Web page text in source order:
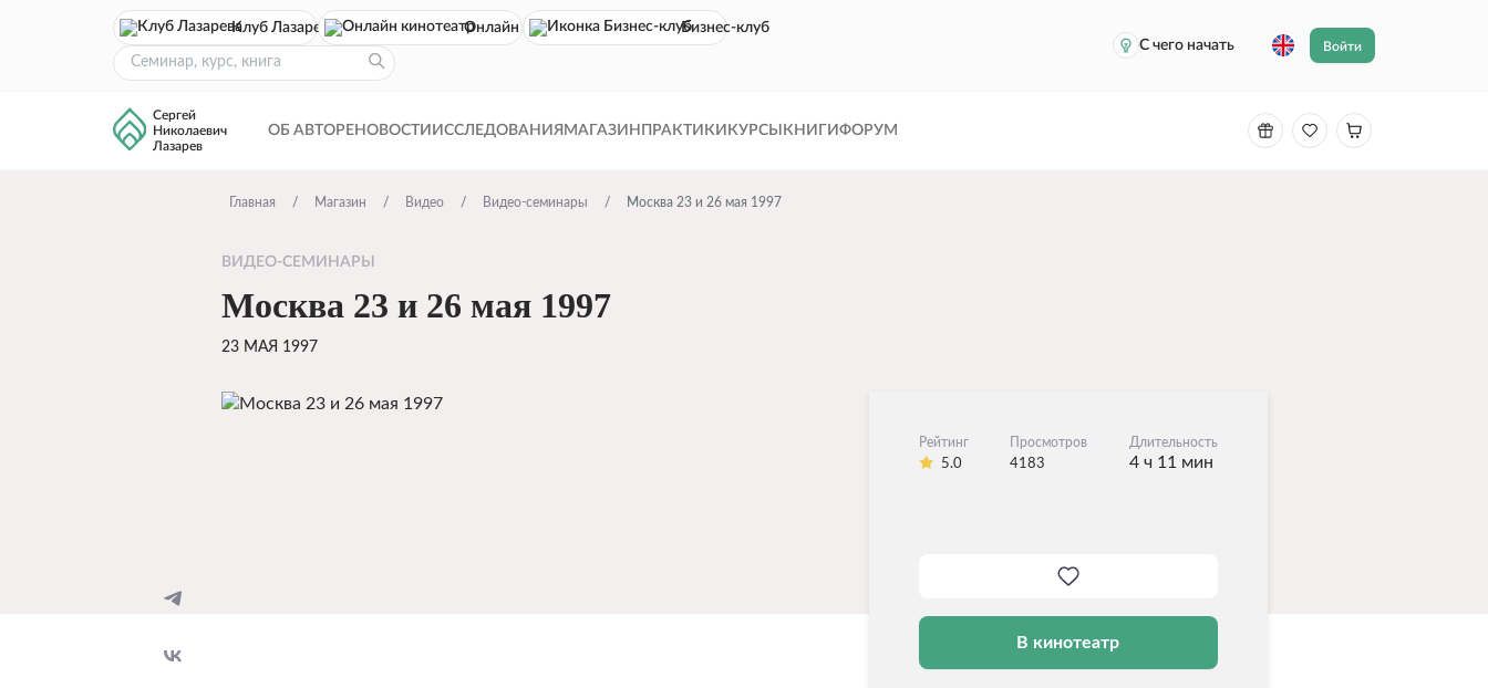
Клуб Лазарева Онлайн кинотеатр
Бизнес-клуб
С чего начать
Войти
Сергей
Николаевич
Лазарев
ОБ АВТОРЕ НОВОСТИ ИССЛЕДОВАНИЯ МАГАЗИН ПРАКТИКИ КУРСЫ КНИГИ ФОРУМ
Главная Магазин Видео Видео-семинары Москва 23 и 26 мая 1997
ВИДЕО-СЕМИНАРЫ
Москва 23 и 26 мая 1997
23 МАЯ 1997
Рейтинг
5.0
Просмотров
4183
Длительность
4 ч 11 мин
В кинотеатр